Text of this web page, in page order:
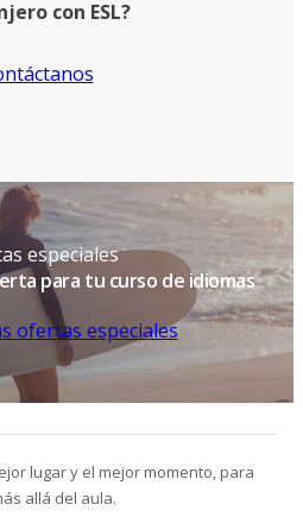
con ESL?
especiales
para tu curso de idiomas
ofertas especiales
lugar y el mejor momento, para
allá del aula.